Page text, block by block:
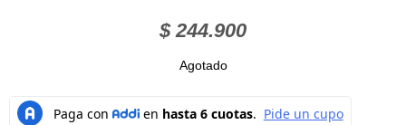
$244.900
Agotado